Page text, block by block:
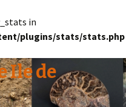
in
plugins/stats/stats.php
Ile de